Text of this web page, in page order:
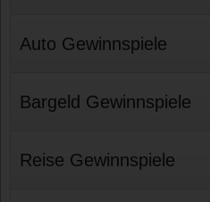
Auto Gewinnspiele
Bargeld Gewinnspiele
Reise Gewinnspiele